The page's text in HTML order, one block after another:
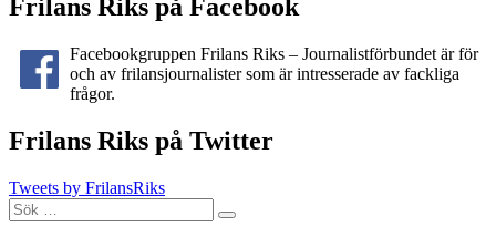
Frilans Riks på Facebook
Facebookgruppen Frilans Riks – Journalistförbundet är för
och av frilansjournalister som är intresserade av fackliga
frågor.
Frilans Riks på Twitter
Tweets by FrilansRiks
Sök
efter:
Sök